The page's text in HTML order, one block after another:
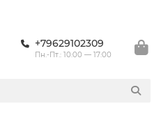
+79629102309
Пн.-Пт.: 10:00 — 17:00